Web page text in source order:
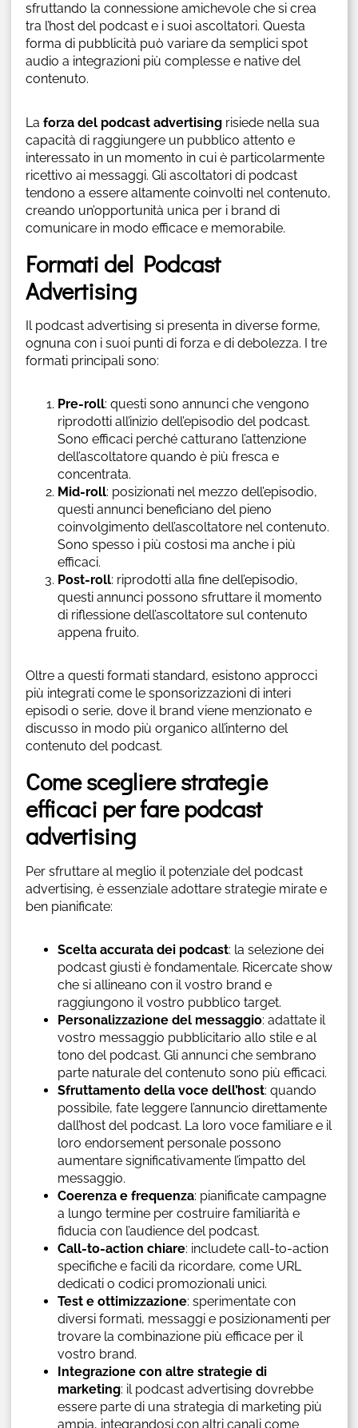
sfruttando la connessione amichevole che si crea
tra l’host del podcast e i suoi ascoltatori. Questa
forma di pubblicità può variare da semplici spot
audio a integrazioni più complesse e native del
contenuto.
La forza del podcast advertisingrisiede nella sua
capacità di raggiungere un pubblico attento e
interessato in un momento in cui è particolarmente
ricettivo ai messaggi. Gli ascoltatori di podcast
tendono a essere altamente coinvolti nel contenuto,
creando un’opportunità unica per i brand di
comunicare in modo efficace e memorabile.
Formati del Podcast
Advertising
Il podcast advertising si presenta in diverse forme,
ognuna con i suoi punti di forza e di debolezza. I tre
formati principali sono:
Pre-roll: questi sono annunci che vengono
riprodotti all’inizio dell’episodio del podcast.
Sono efficaci perché catturano l’attenzione
dell’ascoltatore quando è più fresca e
concentrata.
Mid-roll: posizionati nel mezzo dell’episodio,
questi annunci beneficiano del pieno
coinvolgimento dell’ascoltatore nel contenuto.
Sono spesso i più costosi ma anche i più
efficaci.
Post-roll: riprodotti alla fine dell’episodio,
questi annunci possono sfruttare il momento
di riflessione dell’ascoltatore sul contenuto
appena fruito.
Oltre a questi formati standard, esistono approcci
più integrati come le sponsorizzazioni di interi
episodi o serie, dove il brand viene menzionato e
discusso in modo più organico all’interno del
contenuto del podcast.
Come scegliere strategie
efficaci per fare podcast
advertising
Per sfruttare al meglio il potenziale del podcast
advertising, è essenziale adottare strategie mirate e
ben pianificate:
Scelta accurata dei podcast: la selezione dei
podcast giusti è fondamentale. Ricercate show
che si allineano con il vostro brand e
raggiungono il vostro pubblico target.
Personalizzazione del messaggio: adattate il
vostro messaggio pubblicitario allo stile e al
tono del podcast. Gli annunci che sembrano
parte naturale del contenuto sono più efficaci.
Sfruttamento della voce dell’host: quando
possibile, fate leggere l’annuncio direttamente
dall’host del podcast. La loro voce familiare e il
loro endorsement personale possono
aumentare significativamente l’impatto del
messaggio.
Coerenza e frequenza: pianificate campagne
a lungo termine per costruire familiarità e
fiducia con l’audience del podcast.
Call-to-action chiare: includete call-to-action
specifiche e facili da ricordare, come URL
dedicati o codici promozionali unici.
Test e ottimizzazione: sperimentate con
diversi formati, messaggi e posizionamenti per
trovare la combinazione più efficace per il
vostro brand.
Integrazione con altre strategie di
marketing: il podcast advertising dovrebbe
essere parte di una strategia di marketing più
ampia, integrandosi con altri canali come